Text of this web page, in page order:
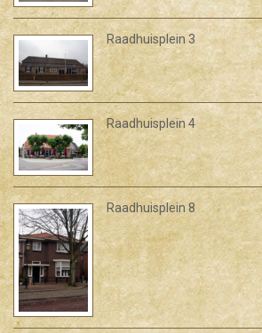
Raadhuisplein 3
Raadhuisplein 4
Raadhuisplein 8